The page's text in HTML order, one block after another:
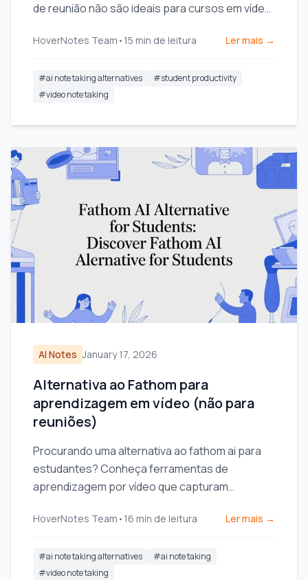
de reunião não são ideais para cursos em vídeo
criado para o aprendizado.
HoverNotes Team • 15 min de leitura Ler mais →
#ai note taking alternatives #student productivity
#video note taking
AI Notes January 17, 2026
Alternativa ao Fathom para
aprendizagem em vídeo (não para
reuniões)
Procurando uma alternativa ao fathom ai para
estudantes? Conheça ferramentas de
aprendizagem por vídeo que capturam
para YouTube e Coursera.
HoverNotes Team • 16 min de leitura Ler mais →
#ai note taking alternatives #ai note taking
#video note taking